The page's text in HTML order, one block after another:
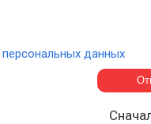
персональных данных